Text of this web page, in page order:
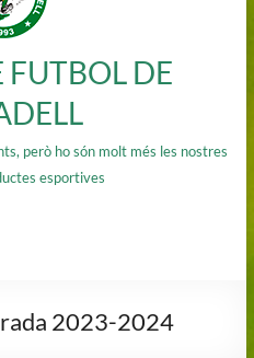
FUTBOL DE
però ho són molt més les nostres
esportives
2023-2024